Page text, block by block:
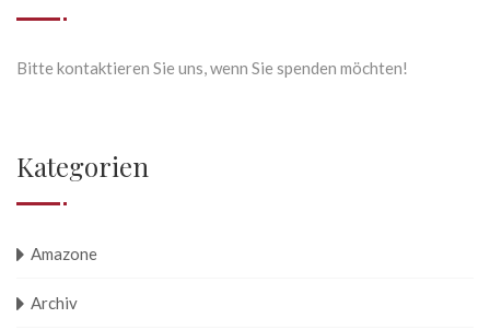
Bitte kontaktieren Sie uns, wenn Sie spenden möchten!
Kategorien
Amazone
Archiv